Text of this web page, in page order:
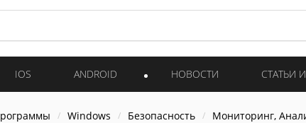
IOS ANDROID НОВОСТИ СТАТЬИ
Windows Безопасность Мониторинг,